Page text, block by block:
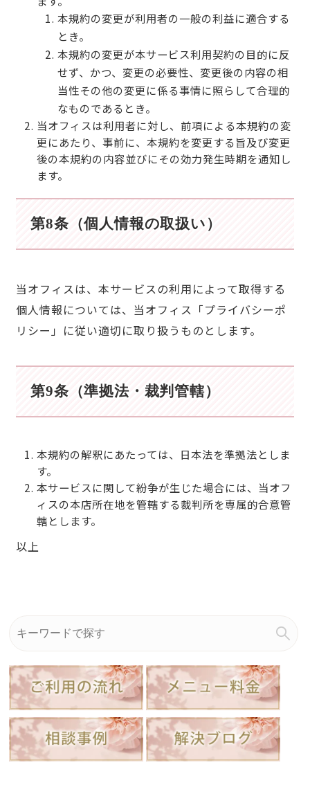
本規約の変更が利用者の一般の利益に適合する
とき。
本規約の変更が本サービス利用契約の目的に反
せず、かつ、変更の必要性、変更後の内容の相
当性その他の変更に係る事情に照らして合理的
なものであるとき。
当オフィスは利用者に対し、前項による本規約の変
更にあたり、事前に、本規約を変更する旨及び変更
後の本規約の内容並びにその効力発生時期を通知し
ます。
第8条（個人情報の取扱い）
当オフィスは、本サービスの利用によって取得する
個人情報については、当オフィス「プライバシーポ
リシー」に従い適切に取り扱うものとします。
第9条（準拠法・裁判管轄）
本規約の解釈にあたっては、日本法を準拠法としま
す。
本サービスに関して紛争が生じた場合には、当オフ
ィスの本店所在地を管轄する裁判所を専属的合意管
轄とします。
以上